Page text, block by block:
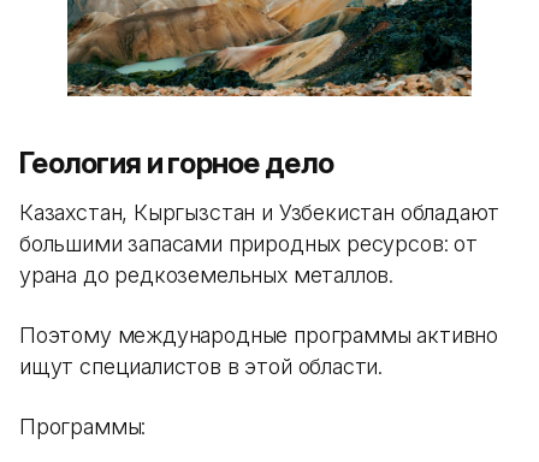
Геология и горное дело
Казахстан, Кыргызстан и Узбекистан обладают
большими запасами природных ресурсов: от
урана до редкоземельных металлов.
Поэтому международные программы активно
ищут специалистов в этой области.
Программы: